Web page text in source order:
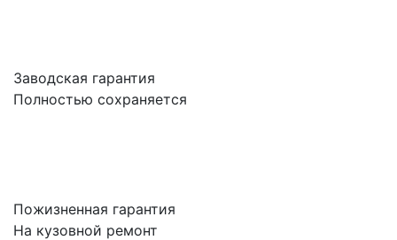
Заводская гарантия
Полностью сохраняется
Пожизненная гарантия
На кузовной ремонт